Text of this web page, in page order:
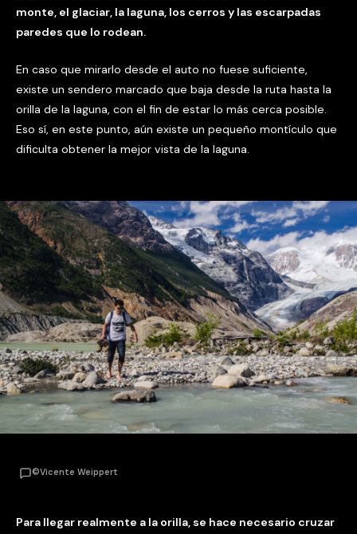
monte, el glaciar, la laguna, los cerros y las escarpadas
paredes que lo rodean.
En caso que mirarlo desde el auto no fuese suficiente,
existe un sendero marcado que baja desde la ruta hasta la
orilla de la laguna, con el fin de estar lo más cerca posible.
Eso sí, en este punto, aún existe un pequeño montículo que
dificulta obtener la mejor vista de la laguna.
©Vicente Weippert
Para llegar realmente a la orilla, se hace necesario cruzar